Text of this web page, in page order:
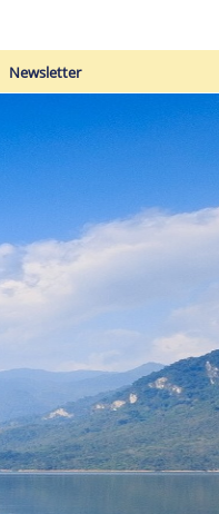
Newsletter